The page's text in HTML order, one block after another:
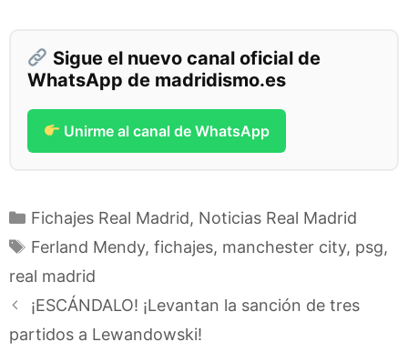
Sigue el nuevo canal oficial de
WhatsApp de madridismo.es
Unirme al canal de WhatsApp
Categorías
Fichajes Real Madrid, Noticias Real Madrid
Etiquetas
Ferland Mendy, fichajes, manchester city, psg,
real madrid
¡ESCÁNDALO! ¡Levantan la sanción de tres
partidos a Lewandowski!